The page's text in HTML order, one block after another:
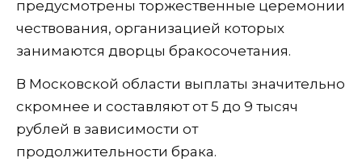
предусмотрены торжественные церемонии
чествования, организацией которых
занимаются дворцы бракосочетания.
В Московской области выплаты значительно
скромнее и составляют от 5 до 9 тысяч
рублей в зависимости от
продолжительности брака.